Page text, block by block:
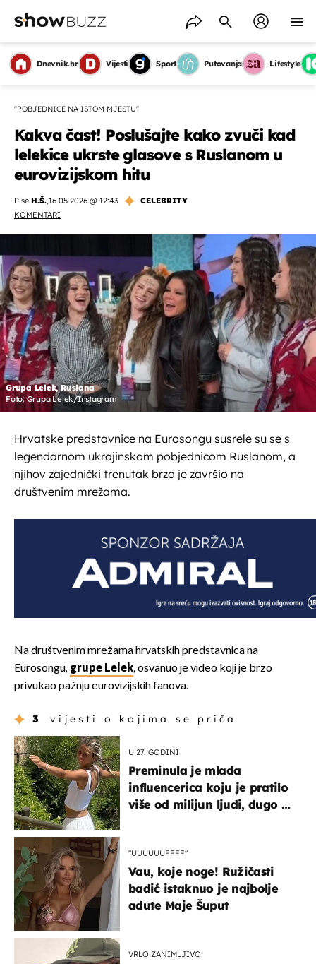
Dnevnik.hr Vijesti Sport Putovanja Lifestyle
''POBJEDNICE NA ISTOM MJESTU''
Kakva čast! Poslušajte kako zvuči kad
lelekice ukrste glasove s Ruslanom u
eurovizijskom hitu
Piše H.Š.,16.05.2026 @ 12:43
CELEBRITY
KOMENTARI
Grupa Lelek, Ruslana
Foto: Grupa Lelek/Instagram
Hrvatske predstavnice na Eurosongu susrele su se s
legendarnom ukrajinskom pobjednicom Ruslanom, a
njihov zajednički trenutak brzo je završio na
društvenim mrežama.
Na društvenim mrežama hrvatskih predstavnica na
Eurosongu, grupe Lelek, osvanuo je video koji je brzo
privukao pažnju eurovizijskih fanova.
3 vijesti o kojima se priča
U 27. GODINI
Preminula je mlada
influencerica koju je pratilo
više od milijun ljudi, dugo se
"UUUUUUFFFF"
Vau, koje noge! Ružičasti
badić istaknuo je najbolje
adute Maje Šuput
VRLO ZANIMLJIVO!
OMOGUĆI OBAVIJESTI